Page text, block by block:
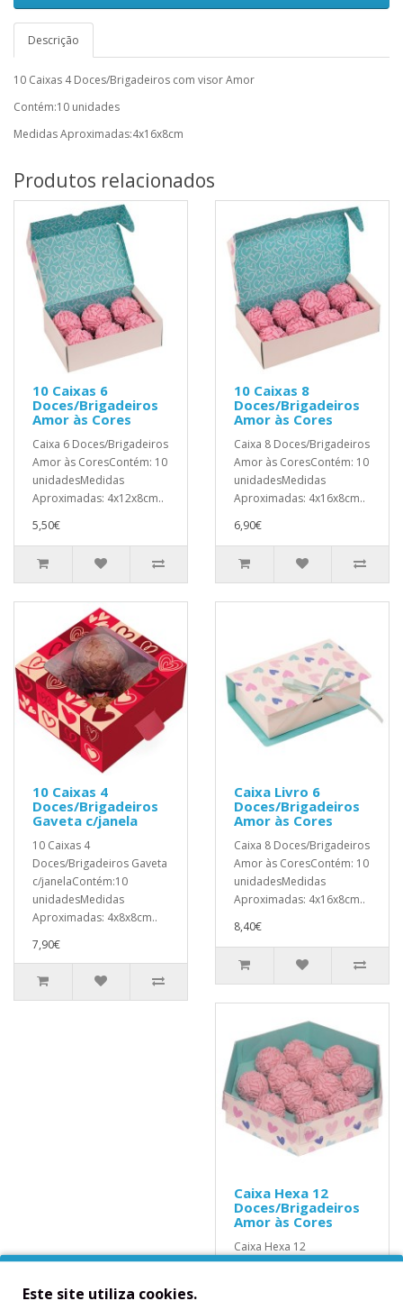
Descrição
10 Caixas 4 Doces/Brigadeiros com visor Amor
Contém:10 unidades
Medidas Aproximadas:4x16x8cm
Produtos relacionados
10 Caixas 6
Doces/Brigadeiros
Amor às Cores
Caixa 6 Doces/Brigadeiros
Amor às CoresContém: 10
unidadesMedidas
Aproximadas: 4x12x8cm..
5,50€
10 Caixas 8
Doces/Brigadeiros
Amor às Cores
Caixa 8 Doces/Brigadeiros
Amor às CoresContém: 10
unidadesMedidas
Aproximadas: 4x16x8cm..
6,90€
10 Caixas 4
Doces/Brigadeiros
Gaveta c/janela
10 Caixas 4
Doces/Brigadeiros Gaveta
c/janelaContém:10
unidadesMedidas
Aproximadas: 4x8x8cm..
7,90€
Caixa Livro 6
Doces/Brigadeiros
Amor às Cores
Caixa 8 Doces/Brigadeiros
Amor às CoresContém: 10
unidadesMedidas
Aproximadas: 4x16x8cm..
8,40€
Caixa Hexa 12
Doces/Brigadeiros
Amor às Cores
Caixa Hexa 12
Doces/Brigadeiros Amor
Este site utiliza cookies.